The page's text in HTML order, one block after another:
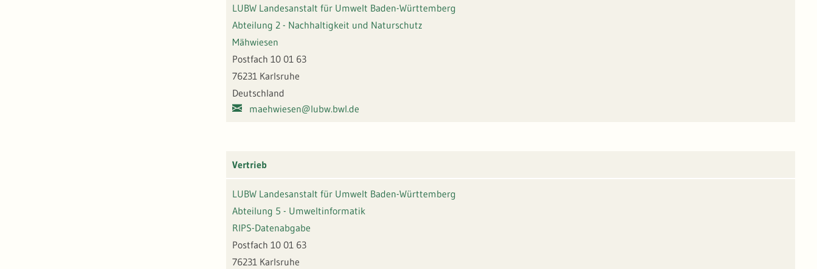
LUBW Landesanstalt für Umwelt Baden-Württemberg
Abteilung 2 - Nachhaltigkeit und Naturschutz
Mähwiesen
Postfach 10 01 63
76231 Karlsruhe
Deutschland
maehwiesen@lubw.bwl.de
Vertrieb
LUBW Landesanstalt für Umwelt Baden-Württemberg
Abteilung 5 - Umweltinformatik
RIPS-Datenabgabe
Postfach 10 01 63
76231 Karlsruhe